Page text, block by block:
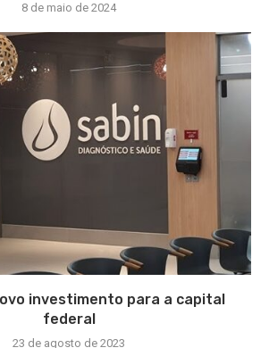
8 de maio de 2024
investimento para a capital
federal
23 de agosto de 2023